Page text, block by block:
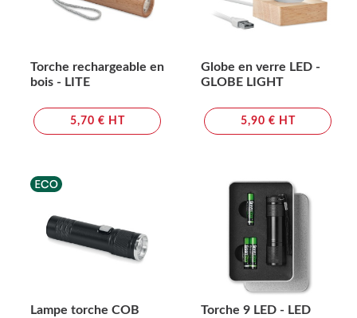
Torche rechargeable en
bois - LITE
5,70 € HT
Globe en verre LED -
GLOBE LIGHT
5,90 € HT
Lampe torche COB
Torche 9 LED - LED